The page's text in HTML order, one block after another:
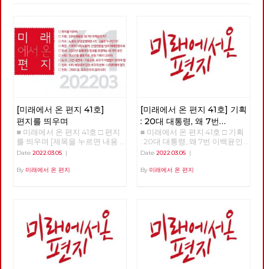
[미래에서 온 편지 41호]
편지를 띄우며
■ 미래에서 온 편지 41호 □ 편지
를 띄우며 [제목을 누르면 내용
을 볼 수 있습니다.] □ 편지를 띄
번 이백윤인가? □ 이슈 : 노동당
세를 규정하는 네 가지 요인 □
사람 : 청소년을 활동가로, 운동
기획자 고유미 □ 도서 : 그건 내
건데 - 기본소득, 모두가 차별없
이 찾아야 할 권리 □ 영화 : 이미
예정되어 있던 비극의 반복 - 나
Date 2022.03.05 |
By 미래에서 온 편지
[미래에서 온 편지 41호] 기획
: 20대 대통령, 왜 7번
이백윤인가? (1)
■ 미래에서 온 편지 41호 □ 기획
: 20대 대통령, 왜 7번 이백윤인
가? >>>>>> 업로드 준비중
Date 2022.03.05|
By 미래에서 온 편지